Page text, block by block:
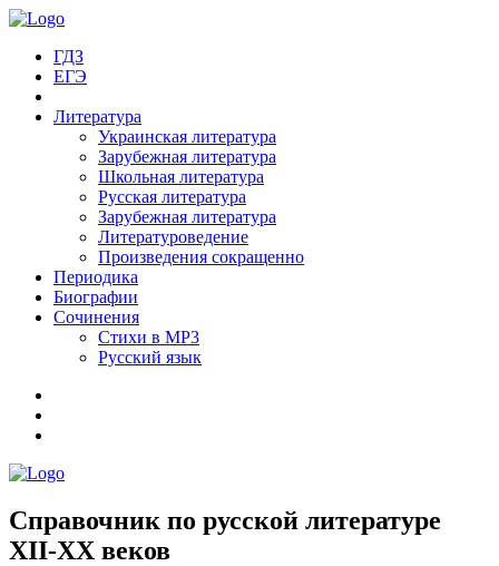
ГДЗ
ЕГЭ
Литература
Украинская литература
Зарубежная литература
Школьная литература
Русская литература
Зарубежная литература
Литературоведение
Произведения сокращенно
Периодика
Биографии
Сочинения
Стихи в MP3
Русский язык
Справочник по русской литературе
XII-XX веков